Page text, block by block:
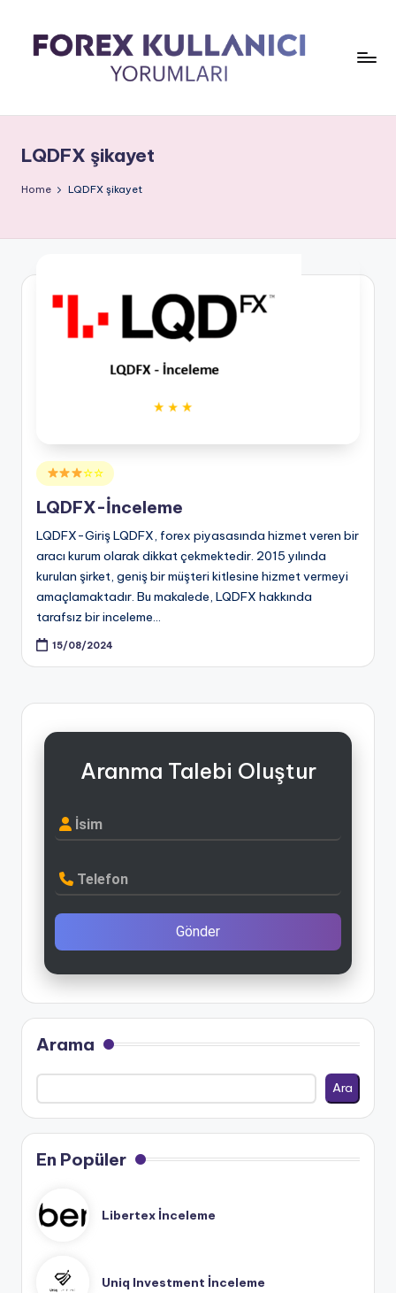
LQDFX şikayet
Home LQDFX şikayet
Posted
in
☆☆
LQDFX-İnceleme
LQDFX-Giriş LQDFX, forex piyasasında hizmet veren bir
aracı kurum olarak dikkat çekmektedir. 2015 yılında
kurulan şirket, geniş bir müşteri kitlesine hizmet vermeyi
amaçlamaktadır. Bu makalede, LQDFX hakkında
tarafsız bir inceleme…
15/08/2024
Aranma Talebi Oluştur
İsim
Telefon
Gönder
Arama
Ara
En Popüler
Libertex İnceleme
Uniq Investment İnceleme